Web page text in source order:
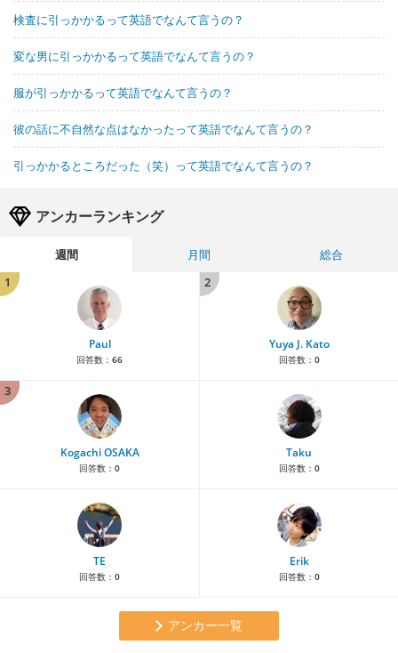
検査に引っかかるって英語でなんて言うの？
変な男に引っかかるって英語でなんて言うの？
服が引っかかるって英語でなんて言うの？
彼の話に不自然な点はなかったって英語でなんて言うの？
引っかかるところだった（笑）って英語でなんて言うの？
アンカーランキング
週間 月間
総合
1
Paul
回答数： 66
2
Yuya J. Kato
回答数： 0
3
Kogachi OSAKA
回答数： 0
Taku
回答数： 0
TE
回答数： 0
Erik
回答数： 0
アンカー一覧